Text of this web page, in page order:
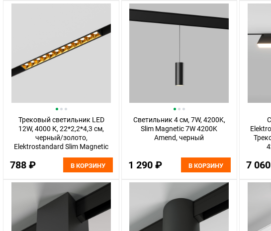
Трековый светильник LED
12W, 4000 К, 22*2,2*4,3 см,
черный/золото,
Elektrostandard Slim Magnetic
788 ₽ В КОРЗИНУ
Светильник 4 см, 7W, 4200K,
Slim Magnetic 7W 4200K
Amend, черный
1 290 ₽ В КОРЗИНУ 7